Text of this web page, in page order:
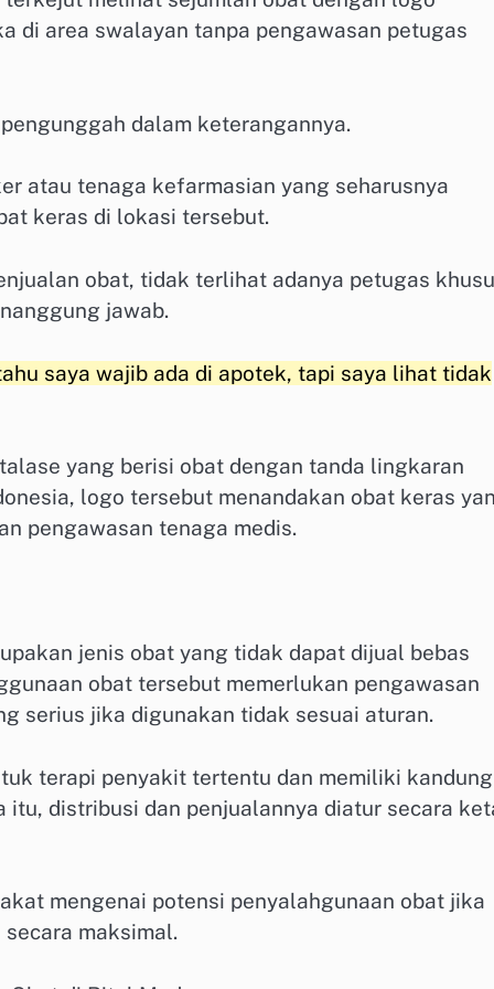
di area swalayan tanpa pengawasan petugas
dalam keterangannya.
atau tenaga kefarmasian yang seharusnya
keras di lokasi tersebut.
obat, tidak terlihat adanya petugas
jawab.
saya wajib ada di apotek, tapi saya lihat tidak
yang berisi obat dengan tanda lingkaran
logo tersebut menandakan obat keras
pengawasan tenaga medis.
jenis obat yang tidak dapat dijual bebas
obat tersebut memerlukan pengawasan
serius jika digunakan tidak sesuai aturan.
terapi penyakit tertentu dan memiliki
distribusi dan penjualannya diatur secara
mengenai potensi penyalahgunaan obat jika
maksimal.